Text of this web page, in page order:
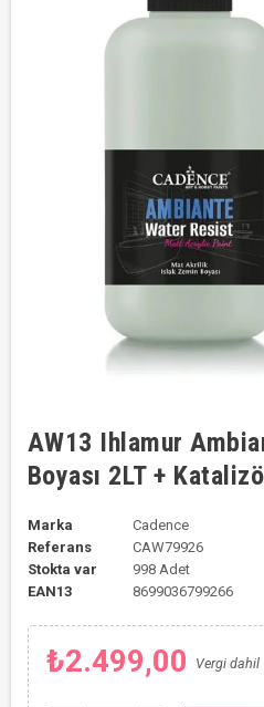
AW13 Ihlamur
Boyası 2LT +
Marka
Cadence
Referans
CAW79926
Stokta var
998 Adet
EAN13
8699036799266
₺2.499,00 Vergi dahil